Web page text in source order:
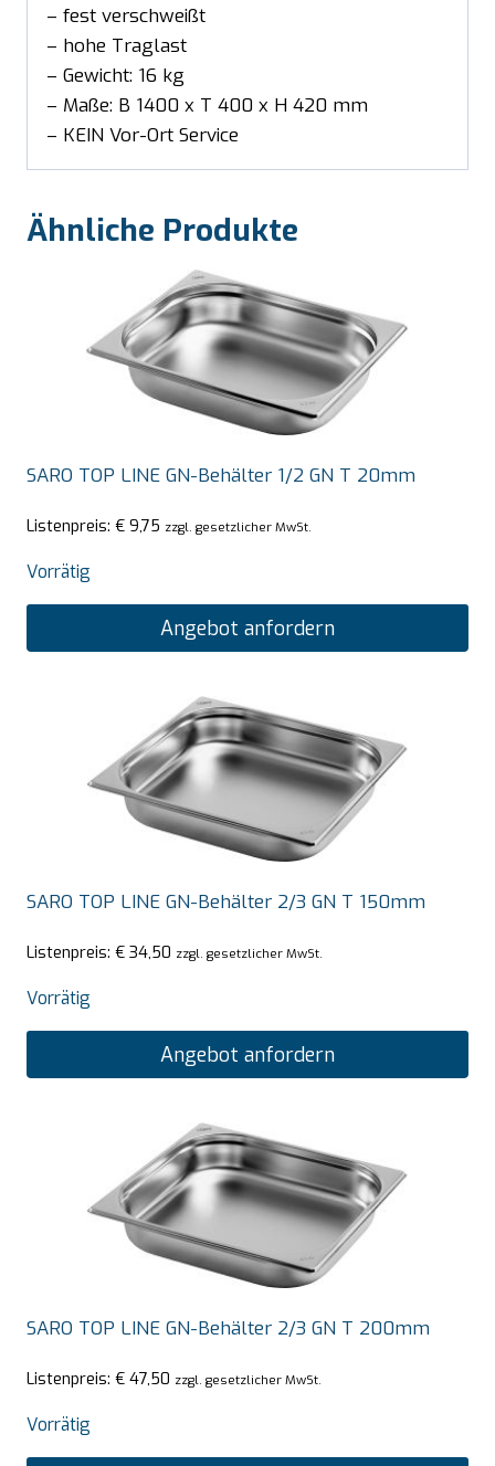
– fest verschweißt
– hohe Traglast
– Gewicht: 16 kg
– Maße: B 1400 x T 400 x H 420 mm
– KEIN Vor-Ort Service
Ähnliche Produkte
SARO TOP LINE GN-Behälter 1/2 GN T 20mm
Listenpreis: € 9,75 zzgl. gesetzlicher MwSt.
Vorrätig
Angebot anfordern
SARO TOP LINE GN-Behälter 2/3 GN T 150mm
Listenpreis: € 34,50 zzgl. gesetzlicher MwSt.
Vorrätig
Angebot anfordern
SARO TOP LINE GN-Behälter 2/3 GN T 200mm
Listenpreis: € 47,50 zzgl. gesetzlicher MwSt.
Vorrätig